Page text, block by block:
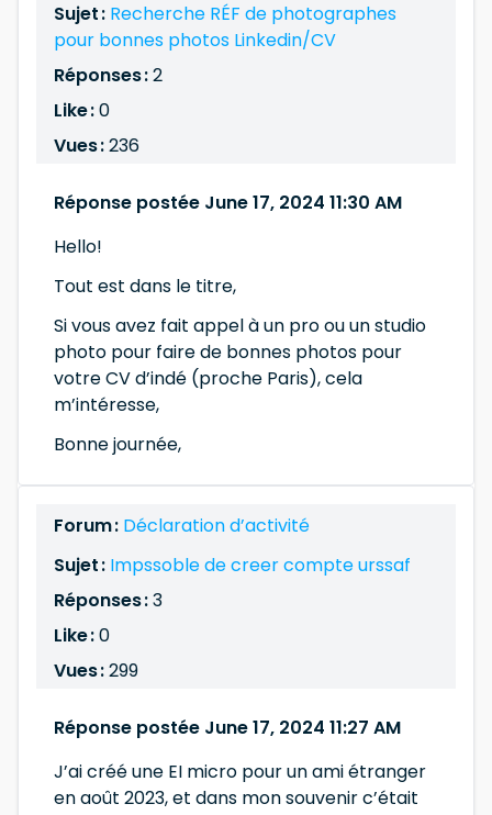
Sujet : Recherche RÉF de photographes
pour bonnes photos Linkedin/CV
Réponses :2
Like :0
Vues :236
Réponse postée June 17, 2024 11:30 AM
Hello!
Tout est dans le titre,
Si vous avez fait appel à un pro ou un studio
photo pour faire de bonnes photos pour
votre CV d’indé (proche Paris), cela
m’intéresse,
Bonne journée,
Forum : Déclaration d’activité
Sujet : Impssoble de creer compte urssaf
Réponses :3
Like :0
Vues :299
Réponse postée June 17, 2024 11:27 AM
J’ai créé une EI micro pour un ami étranger
en août 2023, et dans mon souvenir c’était